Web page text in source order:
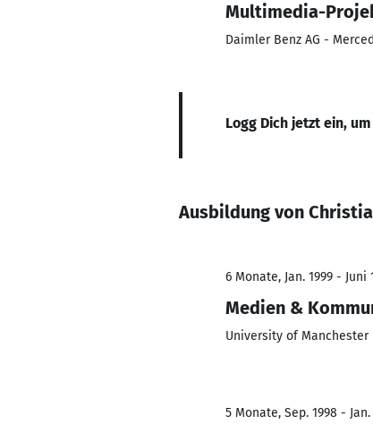
Multimedia-
Daimler Benz AG -
Logg Dich jetzt ein,
Ausbildung von
6 Monate, Jan. 1999 - Juni
Medien &
University of Manchester
5 Monate, Sep. 1998 - Jan.